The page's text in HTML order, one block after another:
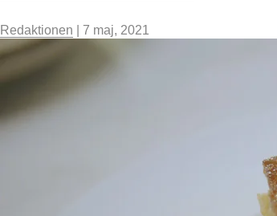
Redaktionen 7 maj, 2021